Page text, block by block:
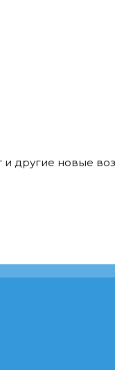
и другие новые